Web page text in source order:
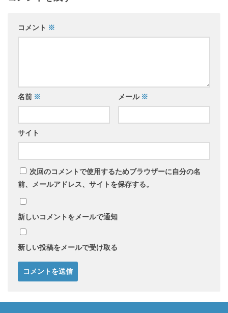
コメント ※
名前 ※ メール ※
サイト
次回のコメントで使用するためブラウザーに自分の名
前、メールアドレス、サイトを保存する。
新しいコメントをメールで通知
新しい投稿をメールで受け取る